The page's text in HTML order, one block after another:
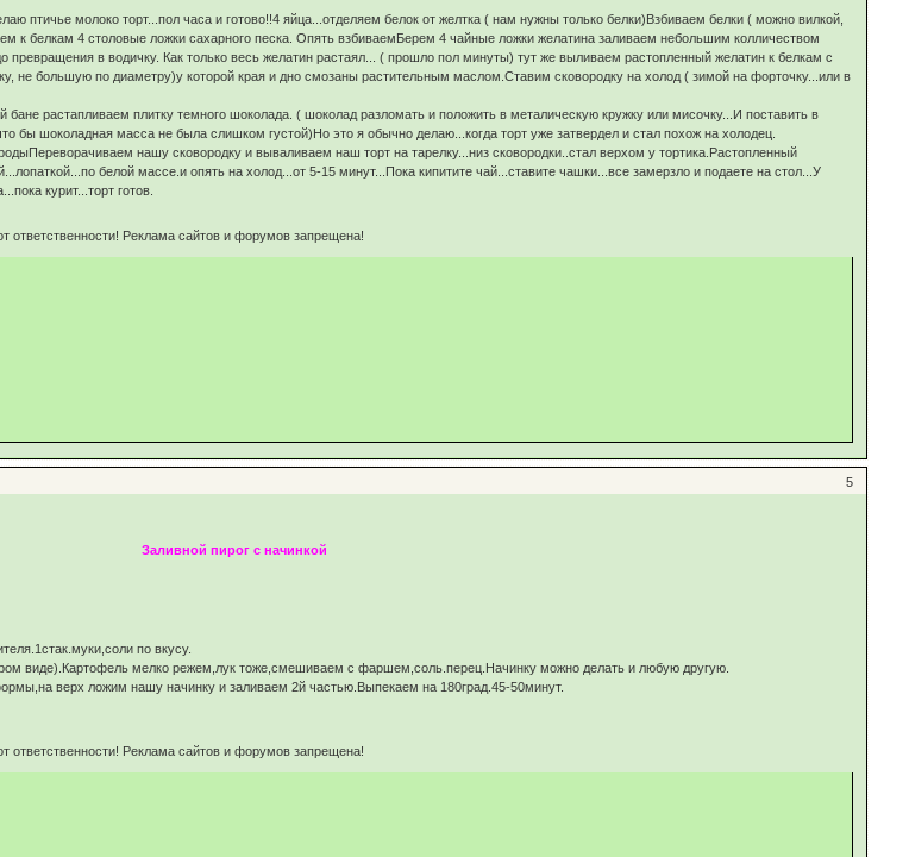
птичье молоко торт...пол часа и готово!!4 яйца...отделяем белок от желтка ( нам нужны только белки)Взбиваем белки ( можно вилкой,
к белкам 4 столовые ложки сахарного песка. Опять взбиваемБерем 4 чайные ложки желатина заливаем небольшим колличеством
в водичку. Как только весь желатин растаял... ( прошло пол минуты) тут же выливаем растопленный желатин к белкам с
не большую по диаметру)у которой края и дно смозаны растительным маслом.Ставим сковородку на холод ( зимой на форточку...или в
растапливаем плитку темного шоколада. ( шоколад разломать и положить в металическую кружку или мисочку...И поставить в
бы шоколадная масса не была слишком густой)Но это я обычно делаю...когда торт уже затвердел и стал похож на холодец.
нашу сковородку и вываливаем наш торт на тарелку...низ сковородки..стал верхом у тортика.Растопленный
белой массе.и опять на холод...от 5-15 минут...Пока кипитите чай...ставите чашки...все замерзло и подаете на стол...У
курит...торт готов.
ответственности! Реклама сайтов и форумов запрещена!
5
Заливной пирог с начинкой
по вкусу.
виде).Картофель мелко режем,лук тоже,смешиваем с фаршем,соль.перец.Начинку можно делать и любую другую.
верх ложим нашу начинку и заливаем 2й частью.Выпекаем на 180град.45-50минут.
ответственности! Реклама сайтов и форумов запрещена!